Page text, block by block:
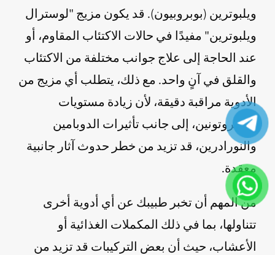
ويلبوترين (بوبروبيون). قد يكون مزيج "لوسترال
ويلبوترين" مفيدًا في حالات الاكتئاب المقاوم، أو
عند الحاجة إلى علاج جوانب مختلفة من الاكتئاب
والقلق في آنٍ واحد. مع ذلك، يتطلب أي مزيج من
الأدوية مراقبة دقيقة، لأن زيادة مستويات
السيروتونين، إلى جانب تأثيرات الدوبامين
والنورادرين، قد تزيد من خطر حدوث آثار جانبية
معقدة.
من المهم أن تخبر طبيبك عن أي أدوية أخرى
تتناولها، بما في ذلك المكملات الغذائية أو
الأعشاب، حيث أن بعض التركيبات قد تزيد من